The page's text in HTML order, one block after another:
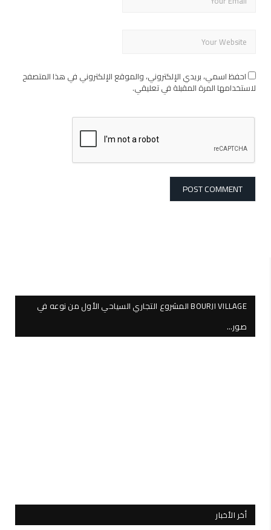
احفظ اسمي، بريدي الإلكتروني، والموقع الإلكتروني في هذا المتصفح
لاستخدامها المرة المقبلة في تعليقي.
BOURJI VILLAGE المشروع التجاري السياحي الأول من نوعه في
صور…
أخر الأخبار